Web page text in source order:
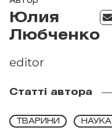
Юлия
Любченко
editor
Статті автора
ТВАРИНИ НАУКА